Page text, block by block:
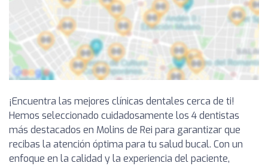
¡Encuentra las mejores clínicas dentales cerca de ti!
Hemos seleccionado cuidadosamente los 4 dentistas
más destacados en Molins de Rei para garantizar que
recibas la atención óptima para tu salud bucal. Con un
enfoque en la calidad y la experiencia del paciente,